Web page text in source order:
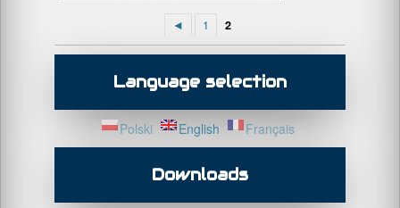
◄ 1 2
Language selection
Polski English Français
Downloads